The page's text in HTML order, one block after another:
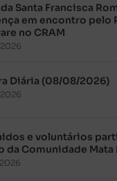
Santa Francisca
em encontro pelo
no CRAM
Diária (08/08/2026)
e voluntários
da Comunidade Mata